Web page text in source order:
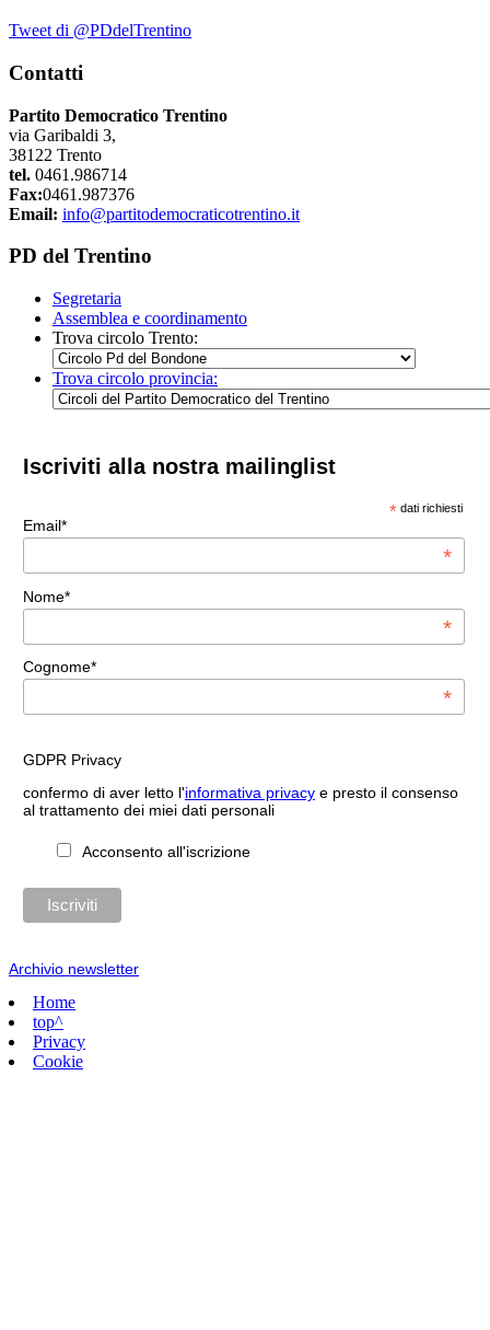
Tweet di @PDdelTrentino
Contatti
Partito Democratico Trentino
via Garibaldi 3,
38122 Trento
tel. 0461.986714
Fax:0461.987376
Email: info@partitodemocraticotrentino.it
PD del Trentino
Segretaria
Assemblea e coordinamento
Trova circolo Trento:
Trova circolo provincia:
Iscriviti alla nostra mailinglist
* dati richiesti
Email*
*
Nome*
*
Cognome*
*
GDPR Privacy
confermo di aver letto l'informativa privacye presto il consenso
al trattamento dei miei dati personali
Acconsento all'iscrizione
Archivio newsletter
Home
top^
Privacy
Cookie